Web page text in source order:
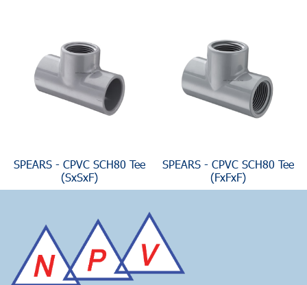
SPEARS - CPVC SCH80 Tee
(SxSxF)
SPEARS - CPVC SCH80 Tee
(FxFxF)